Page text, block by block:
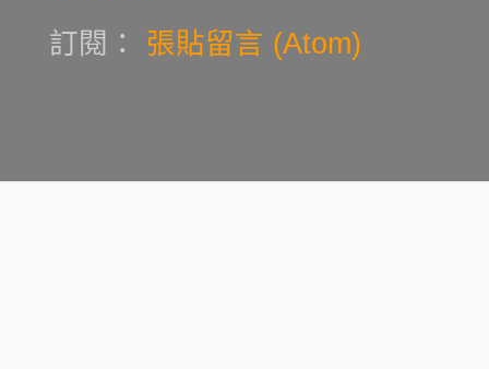
訂閱： 張貼留言 (Atom)